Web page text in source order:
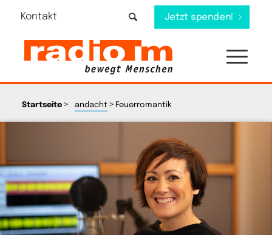
Kontakt Jetzt spenden!
Startseite> andacht> Feuerromantik